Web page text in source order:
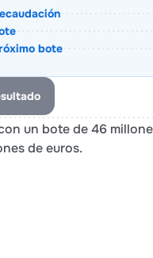
bote
un bote de 46
de euros.